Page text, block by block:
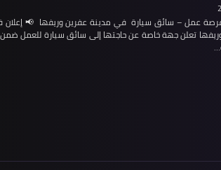
عمل – سائق سيارة في مدينة عفرين وريفها 📢
تعلن جهة خاصة عن حاجتها إلى سائق سيارة للعمل